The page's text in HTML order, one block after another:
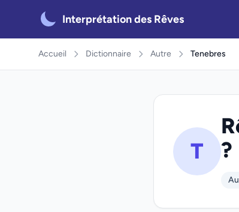
Interprétation des Rêves
Accueil Dictionnaire Autre Tenebres
T
?